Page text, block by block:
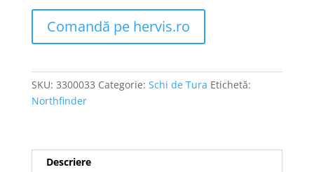
Comandă pe hervis.ro
SKU: 3300033 Categorie: Schi de Tura Etichetă:
Northfinder
Descriere